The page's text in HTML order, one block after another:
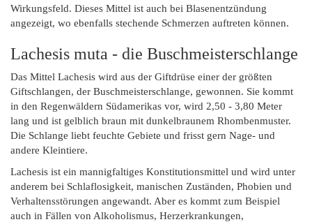
Wirkungsfeld. Dieses Mittel ist auch bei Blasenentzündung
angezeigt, wo ebenfalls stechende Schmerzen auftreten können.
Lachesis muta - die Buschmeisterschlange
Das Mittel Lachesis wird aus der Giftdrüse einer der größten
Giftschlangen, der Buschmeisterschlange, gewonnen. Sie kommt
in den Regenwäldern Südamerikas vor, wird 2,50 - 3,80 Meter
lang und ist gelblich braun mit dunkelbraunem Rhombenmuster.
Die Schlange liebt feuchte Gebiete und frisst gern Nage- und
andere Kleintiere.
Lachesis ist ein mannigfaltiges Konstitutionsmittel und wird unter
anderem bei Schlaflosigkeit, manischen Zuständen, Phobien und
Verhaltensstörungen angewandt. Aber es kommt zum Beispiel
auch in Fällen von Alkoholismus, Herzerkrankungen,